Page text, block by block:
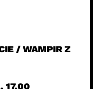
/ WAMPIR Z
17.00